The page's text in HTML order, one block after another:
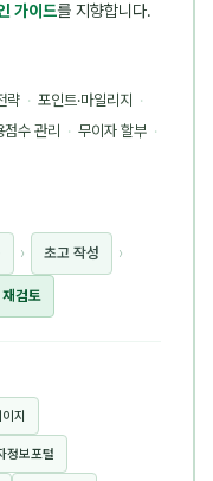
가이드를 지향합니다.
략 · 포인트·마일리지 ·
점수 관리 · 무이자 할부 ·
› 초고 작성 ›
검토
지
정보포털